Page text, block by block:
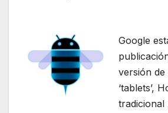
Google
versión
‘tablets’,
tradicional